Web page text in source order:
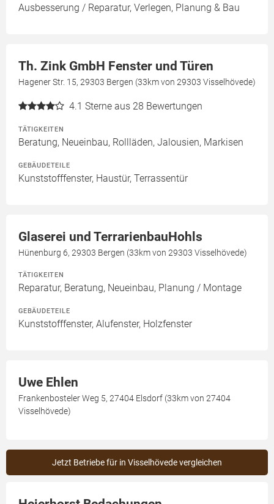
Ausbesserung / Reparatur, Verlegen, Planung & Bau
Th. Zink GmbH Fenster und Türen
Hagener Str. 15, 29303 Bergen (33km von 29303 Visselhövede)
4.1 Sterne aus 28 Bewertungen
TÄTIGKEITEN
Beratung, Neueinbau, Rollläden, Jalousien, Markisen
GEBÄUDETEILE
Kunststofffenster, Haustür, Terrassentür
Glaserei und TerrarienbauHohls
Hünenburg 6, 29303 Bergen (33km von 29303 Visselhövede)
TÄTIGKEITEN
Reparatur, Beratung, Neueinbau, Planung / Montage
GEBÄUDETEILE
Kunststofffenster, Alufenster, Holzfenster
Uwe Ehlen
Frankenbosteler Weg 5, 27404 Elsdorf (33km von 27404
Visselhövede)
Jetzt Betriebe für in Visselhövede vergleichen